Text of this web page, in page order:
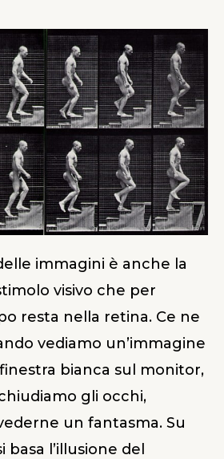
immagini è anche la
visivo che per
resta nella retina. Ce ne
vediamo un’immagine
bianca sul monitor,
gli occhi,
un fantasma. Su
l’illusione del